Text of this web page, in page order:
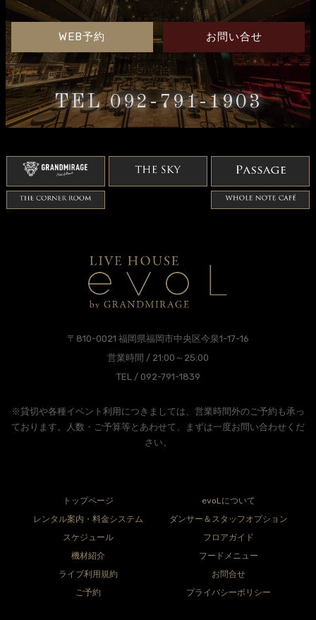
WEB予約 お問い合せ
TEL 092-791-1903
〒810-0021 福岡県福岡市中央区今泉1-17-16
営業時間 / 21:00～25:00
TEL / 092-791-1839
※貸切や各種イベント利用につきましては、営業時間外のご予約も承っ
ております。人数・ご予算等とあわせて、まずは一度お問い合わせくだ
さい。
トップページ
evoLについて
レンタル案内・料金システム
ダンサー＆スタッフオプション
スケジュール
フロアガイド
機材紹介
フードメニュー
ライブ利用規約
お問合せ
ご予約
プライバシーポリシー